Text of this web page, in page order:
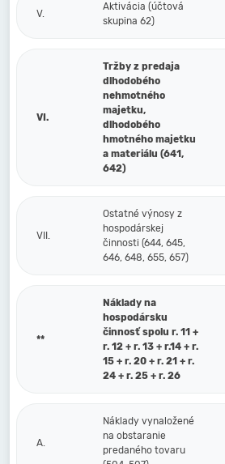
V.
Aktivácia (účtová
skupina 62)
VI.
Tržby z predaja
dlhodobého
nehmotného
majetku,
dlhodobého
hmotného majetku
a materiálu (641,
642)
VII.
Ostatné výnosy z
hospodárskej
činnosti (644, 645,
646, 648, 655, 657)
**
Náklady na
hospodársku
činnosť spolu r. 11 +
r. 12 + r. 13 + r.14 + r.
15 + r. 20 + r. 21 + r.
24 + r. 25 + r. 26
A.
Náklady vynaložené
na obstaranie
predaného tovaru